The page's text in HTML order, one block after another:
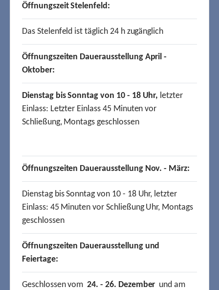
Öffnungszeit Stelenfeld:
Das Stelenfeld ist täglich 24 h zugänglich
Öffnungszeiten Dauerausstellung April -
Oktober:
Dienstag bis Sonntag von 10 - 18 Uhr, letzter
Einlass: Letzter Einlass 45 Minuten vor
Schließung, Montags geschlossen
Öffnungszeiten Dauerausstellung Nov. - März:
Dienstag bis Sonntag von 10 - 18 Uhr, letzter
Einlass: 45 Minuten vor Schließung Uhr, Montags
geschlossen
Öffnungszeiten Dauerausstellung und
Feiertage:
Geschlossen vom24. - 26. Dezember und am